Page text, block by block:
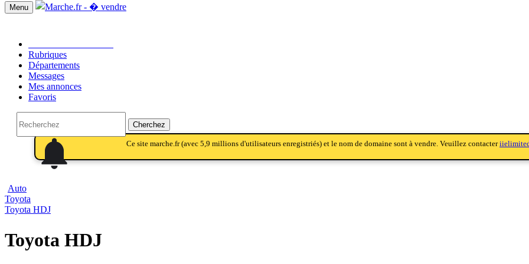
Menu
Rubriques
Départements
Messages
Mes annonces
Favoris
Cherchez
notifications_active
notifications
notifications Ce site marche.fr (avec 5,9 millions d'utilisateurs enregistriés) et le nom de domaine sont à vendre. Veuillez contacter
Auto
Toyota
Toyota HDJ
Toyota HDJ